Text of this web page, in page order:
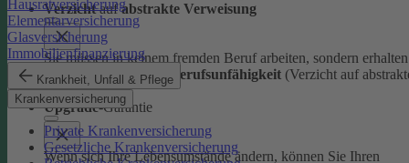
Hausratversicherung
Elementarversicherung
Glasversicherung
Immobilienfinanzierung
Krankheit, Unfall & Pflege
Krankenversicherung
Private Krankenversicherung
Gesetzliche Krankenversicherung
Verzichtaufabstrakte Verweisung
Sie müssen in keinem fremden Beruf arbeiten, sondern erhalten
volle Leistungen bei Berufsunfähigkeit (Verzicht auf
Verweisung).
Upgrade-Garantie
Wenn sich Ihre Lebensumstände ändern, können Sie Ihren